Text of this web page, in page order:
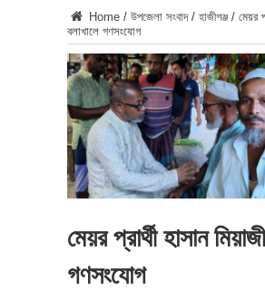
Home / উপজেলা সংবাদ / হাজীগঞ্জ / মেয়র
বলাখালে গণসংযোগ
মেয়র প্রার্থী হাসান
গণসংযোগ